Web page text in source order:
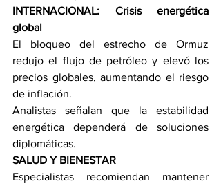
INTERNACIONAL: Crisis energética
global
El bloqueo del estrecho de Ormuz
redujo el flujo de petróleo y elevó los
precios globales, aumentando el riesgo
de inflación.
Analistas señalan que la estabilidad
energética dependerá de soluciones
diplomáticas.
SALUD Y BIENESTAR
Especialistas recomiendan mantener